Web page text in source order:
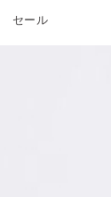
セール